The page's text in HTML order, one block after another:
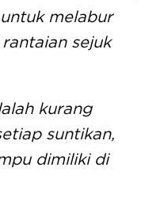
melabur
sejuk
kurang
suntikan,
dimiliki di